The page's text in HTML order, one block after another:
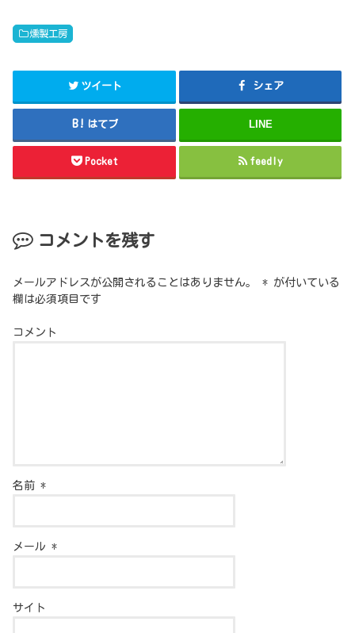
燻製工房
ツイート シェア
はてブ LINE
Pocket feedly
コメントを残す
メールアドレスが公開されることはありません。 * が付いている
欄は必須項目です
コメント
名前*
メール*
サイト